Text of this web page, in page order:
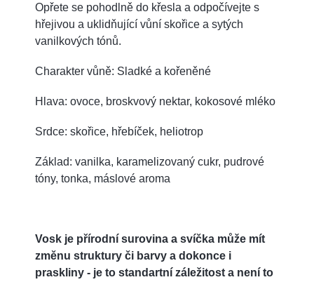
Opřete se pohodlně do křesla a odpočívejte s
hřejivou a uklidňující vůní skořice a sytých
vanilkových tónů.
Charakter vůně: Sladké a kořeněné
Hlava: ovoce, broskvový nektar, kokosové mléko
Srdce: skořice, hřebíček, heliotrop
Základ: vanilka, karamelizovaný cukr, pudrové
tóny, tonka, máslové aroma
Vosk je přírodní surovina a svíčka může mít
změnu struktury či barvy a dokonce i
praskliny - je to standartní záležitost a není to